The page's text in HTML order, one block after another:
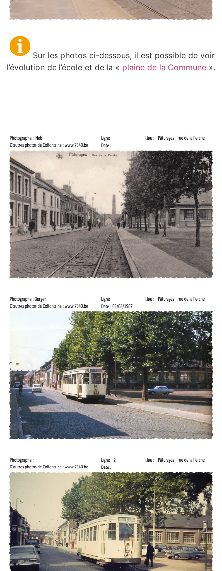
Sur les photos ci-dessous, il est possible de voir
l’évolution de l’école et de la « plaine de la Commune ».